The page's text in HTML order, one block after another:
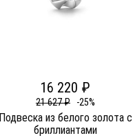
16 220 ₽
21 627 ₽ -25%
Подвеска из белого золота c
бриллиантами